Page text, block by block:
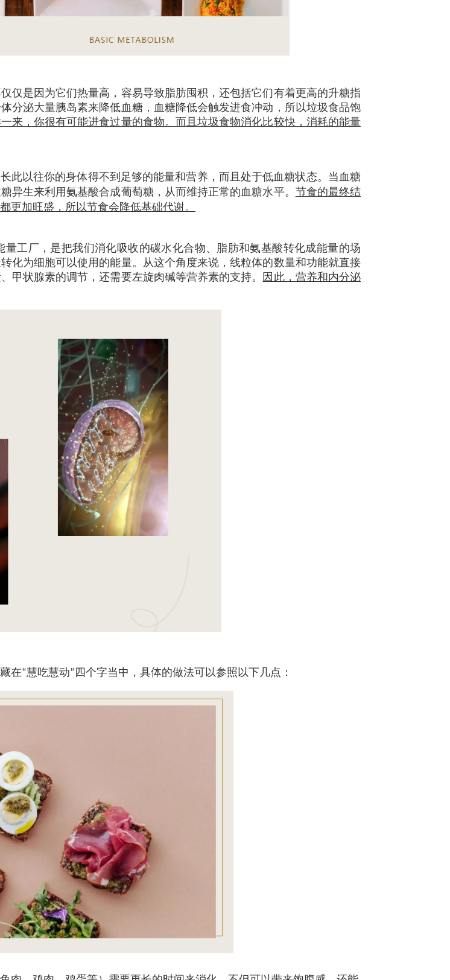
仅是因为它们热量高，容易导致脂肪囤积，还包括它们有着更高的升糖指
分泌大量胰岛素来降低血糖，血糖降低会触发进食冲动，所以垃圾食品饱
来，你很有可能进食过量的食物。而且垃圾食物消化比较快，消耗的能量
此以往你的身体得不到足够的能量和营养，而且处于低血糖状态。当血糖
异生来利用氨基酸合成葡萄糖，从而维持正常的血糖水平。 节食的最终结
更加旺盛，所以节食会降低基础代谢。
工厂，是把我们消化吸收的碳水化合物、脂肪和氨基酸转化成能量的场
化为细胞可以使用的能量。从这个角度来说，线粒体的数量和功能就直接
甲状腺素的调节，还需要左旋肉碱等营养素的支持。
因此，营养和内分泌
在“慧吃慧动” 四个字当中，具体的做法可以参照以下几点：